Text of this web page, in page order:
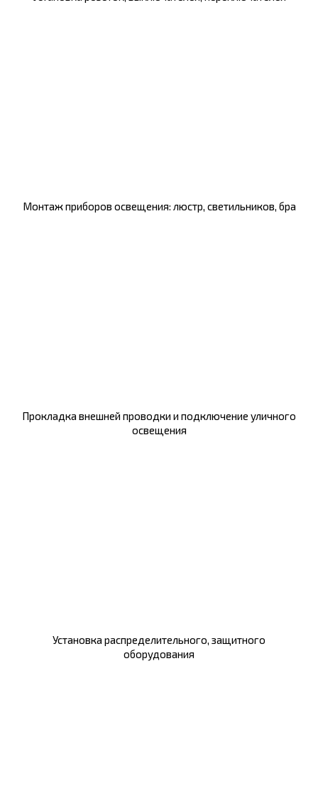
Монтаж приборов освещения: люстр, светильников, бра
Прокладка внешней проводки и подключение уличного
освещения
Установка распределительного, защитного
оборудования